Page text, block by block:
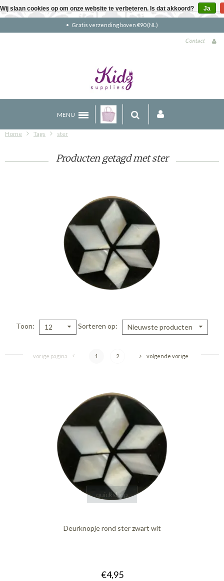
Gratis verzending boven €90 (NL)
Contact
MENU
Home Tags ster
Producten getagd met ster
Toon 12 Sorteren op Nieuwste producten
vorige pagina 1 2 volgende vorige
quickshop
Deurknopje rond ster zwart wit
€4,95
Wij slaan cookies op om onze website te verbeteren. Is dat akkoord? Ja